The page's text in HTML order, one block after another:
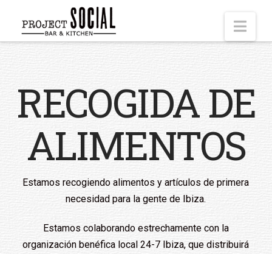
RECOGIDA DE
ALIMENTOS
Estamos recogiendo alimentos y artículos de primera
necesidad para la gente de Ibiza.
Estamos colaborando estrechamente con la
organización benéfica local 24-7 Ibiza, que distribuirá